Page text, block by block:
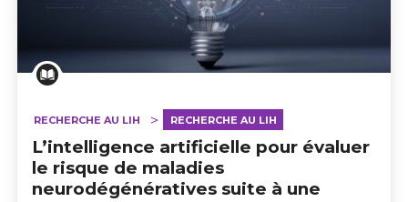
RECHERCHE AU LIH RECHERCHE AU LIH
L’intelligence artificielle pour évaluer
le risque de maladies
neurodégénératives suite à une